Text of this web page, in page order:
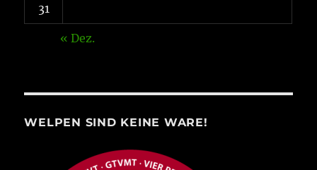
31
« Dez.
WELPEN SIND KEINE WARE!